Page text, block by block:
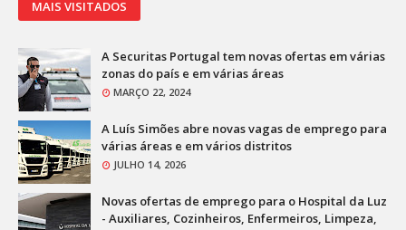
MAIS VISITADOS
A Securitas Portugal tem novas ofertas em várias
zonas do país e em várias áreas
MARÇO 22, 2024
A Luís Simões abre novas vagas de emprego para
várias áreas e em vários distritos
JULHO 14, 2026
Novas ofertas de emprego para o Hospital da Luz
- Auxiliares, Cozinheiros, Enfermeiros, Limpeza,